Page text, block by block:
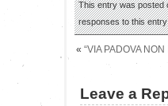
This entry was posted
responses to this
« “VIA PADOVA
Leave a